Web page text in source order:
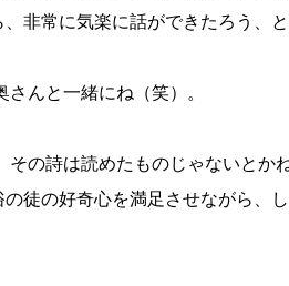
非常に気楽に話ができたろう、と
んと一緒にね（笑）。
その詩は読めたものじゃないとか
徒の好奇心を満足させながら、